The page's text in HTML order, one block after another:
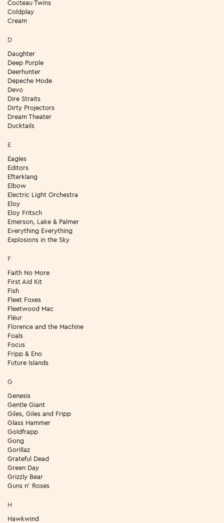
Cocteau Twins
Coldplay
Cream
D
Daughter
Deep Purple
Deerhunter
Depeche Mode
Devo
Dire Straits
Dirty Projectors
Dream Theater
Ducktails
E
Eagles
Editors
Efterklang
Elbow
Electric Light Orchestra
Eloy
Eloy Fritsch
Emerson, Lake & Palmer
Everything Everything
Explosions in the Sky
F
Faith No More
First Aid Kit
Fish
Fleet Foxes
Fleetwood Mac
Flëur
Florence and the Machine
Foals
Focus
Fripp & Eno
Future Islands
G
Genesis
Gentle Giant
Giles, Giles and Fripp
Glass Hammer
Goldfrapp
Gong
Gorillaz
Grateful Dead
Green Day
Grizzly Bear
Guns n' Roses
H
Hawkwind